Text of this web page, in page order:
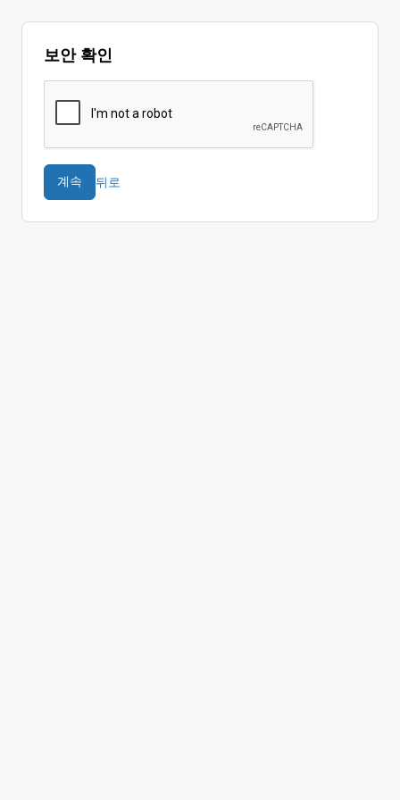
보안 확인
계속 뒤로